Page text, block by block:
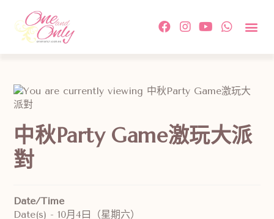
中秋Party Game激玩大派
對
Date/Time
Date(s) - 10月4曰（星期六）